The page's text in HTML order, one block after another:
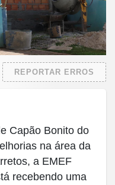
REPORTAR ERROS
Capão Bonito do
na área da
a EMEF
recebendo uma